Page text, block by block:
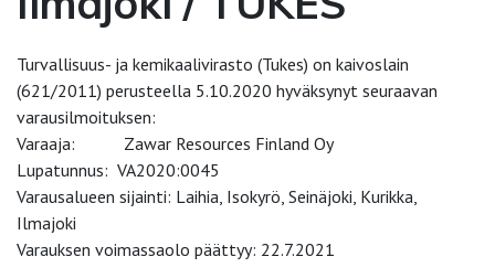
Turvallisuus- ja kemikaalivirasto (Tukes) on kaivoslain
(621/2011) perusteella 5.10.2020 hyväksynyt seuraavan
varausilmoituksen:
Varaaja: Zawar Resources Finland Oy
Lupatunnus: VA2020:0045
Varausalueen sijainti: Laihia, Isokyrö, Seinäjoki, Kurikka,
Ilmajoki
Varauksen voimassaolo päättyy: 22.7.2021